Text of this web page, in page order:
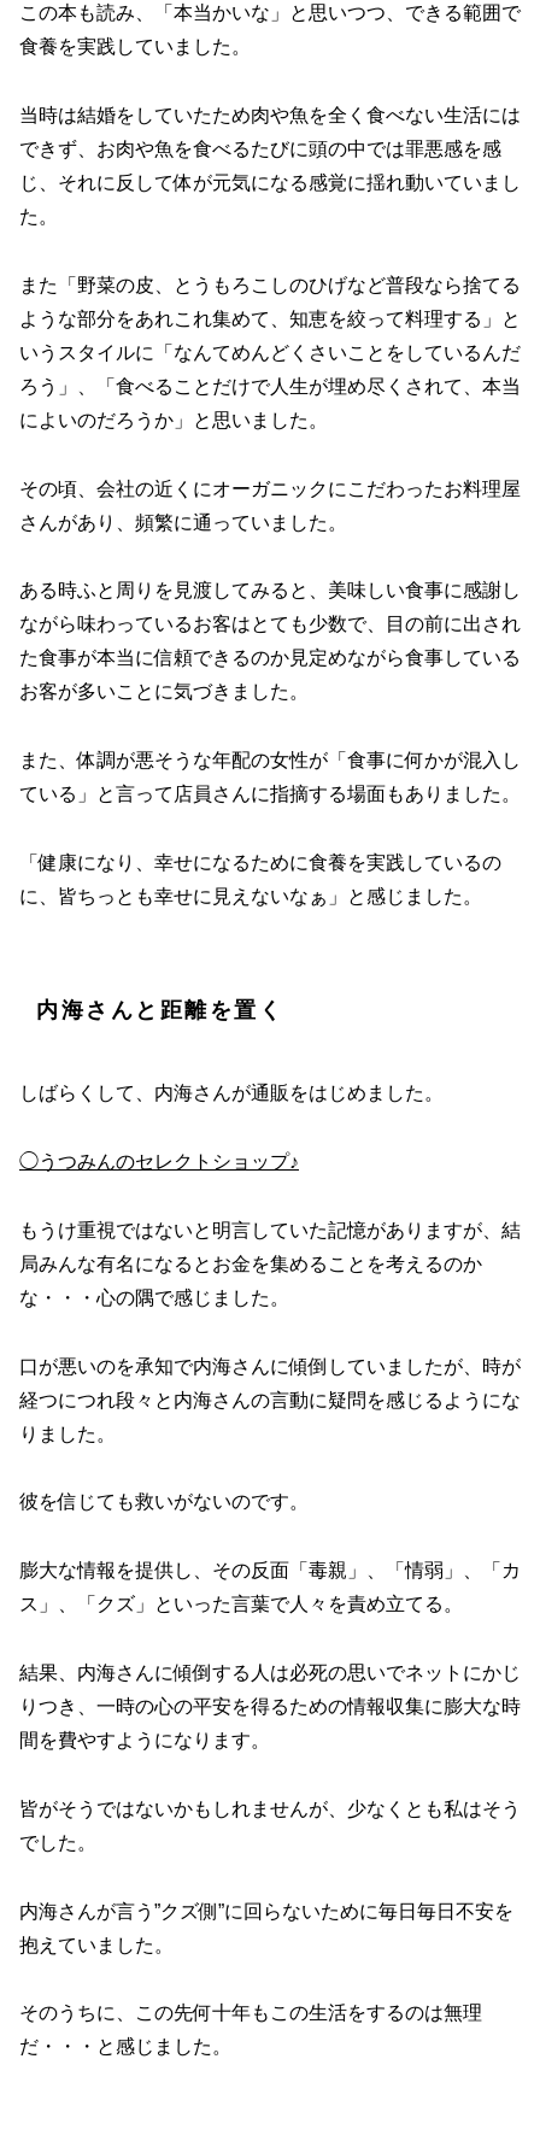
この本も読み、「本当かいな」と思いつつ、できる範囲で
食養を実践していました。
当時は結婚をしていたため肉や魚を全く食べない生活には
できず、お肉や魚を食べるたびに頭の中では罪悪感を感
じ、それに反して体が元気になる感覚に揺れ動いていまし
た。
また「野菜の皮、とうもろこしのひげなど普段なら捨てる
ような部分をあれこれ集めて、知恵を絞って料理する」と
いうスタイルに「なんてめんどくさいことをしているんだ
ろう」、「食べることだけで人生が埋め尽くされて、本当
によいのだろうか」と思いました。
その頃、会社の近くにオーガニックにこだわったお料理屋
さんがあり、頻繁に通っていました。
ある時ふと周りを見渡してみると、美味しい食事に感謝し
ながら味わっているお客はとても少数で、目の前に出され
た食事が本当に信頼できるのか見定めながら食事している
お客が多いことに気づきました。
また、体調が悪そうな年配の女性が「食事に何かが混入し
ている」と言って店員さんに指摘する場面もありました。
「健康になり、幸せになるために食養を実践しているの
に、皆ちっとも幸せに見えないなぁ」と感じました。
内海さんと距離を置く
しばらくして、内海さんが通販をはじめました。
◯うつみんのセレクトショップ♪
もうけ重視ではないと明言していた記憶がありますが、結
局みんな有名になるとお金を集めることを考えるのか
な・・・心の隅で感じました。
口が悪いのを承知で内海さんに傾倒していましたが、時が
経つにつれ段々と内海さんの言動に疑問を感じるようにな
りました。
彼を信じても救いがないのです。
膨大な情報を提供し、その反面「毒親」、「情弱」、「カ
ス」、「クズ」といった言葉で人々を責め立てる。
結果、内海さんに傾倒する人は必死の思いでネットにかじ
りつき、一時の心の平安を得るための情報収集に膨大な時
間を費やすようになります。
皆がそうではないかもしれませんが、少なくとも私はそう
でした。
内海さんが言う”クズ側”に回らないために毎日毎日不安を
抱えていました。
そのうちに、この先何十年もこの生活をするのは無理
だ・・・と感じました。